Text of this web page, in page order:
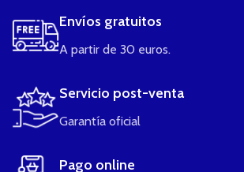
Envíos gratuitos
A partir de 30 euros.
Servicio post-venta
Garantía oficial
Pago online